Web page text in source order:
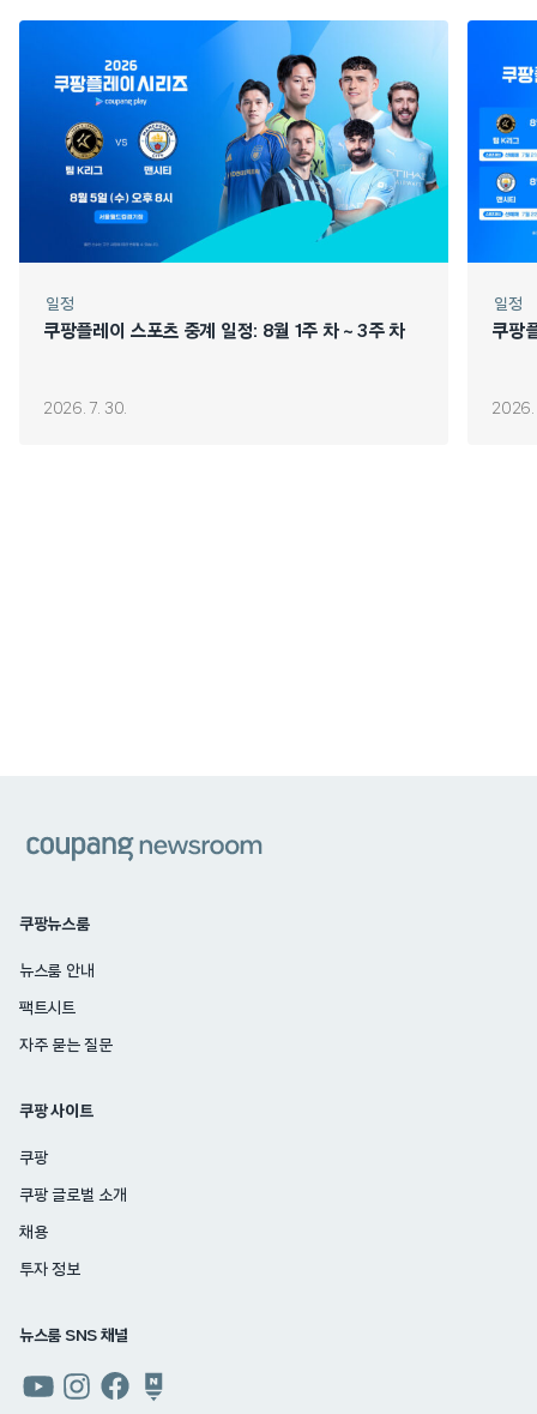
일정
쿠팡플레이 스포츠 중계 일정: 8월 1주 차 ~ 3주 차
2026. 7. 30.
일정
쿠팡
2026.
쿠팡뉴스룸
뉴스룸 안내
팩트시트
자주 묻는 질문
쿠팡 사이트
쿠팡
쿠팡 글로벌 소개
채용
투자 정보
뉴스룸 SNS 채널